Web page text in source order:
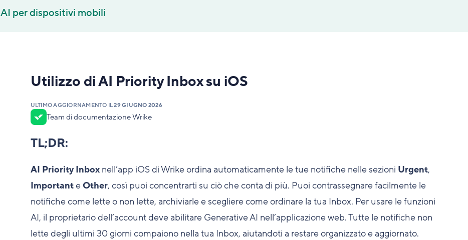
AI per dispositivi mobili
Utilizzo di AI Priority Inbox su iOS
ULTIMO AGGIORNAMENTO IL29 GIUGNO 2026
Team di documentazione Wrike
TL;DR:
AI Priority Inboxnell’app iOS di Wrike ordina automaticamente le tue notifiche nelle sezioni Urgent,
ImportanteOther, così puoi concentrarti su ciò che conta di più. Puoi contrassegnare facilmente le
notifiche come lette o non lette, archiviarle e scegliere come ordinare la tua Inbox. Per usare le funzioni
AI, il proprietario dell’account deve abilitare Generative AI nell’applicazione web. Tutte le notifiche non
lette degli ultimi 30 giorni compaiono nella tua Inbox, aiutandoti a restare organizzato e aggiornato.